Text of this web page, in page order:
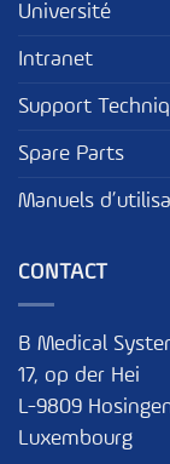
Université
Intranet
Support
Spare Parts
Manuels
CONTACT
B Medical
17, op der Hei
L-9809
Luxembourg